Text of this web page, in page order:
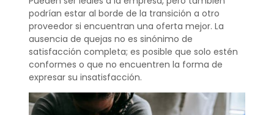
podrían estar al borde de la transición a otro
proveedor si encuentran una oferta mejor. La
ausencia de quejas no es sinónimo de
satisfacción completa; es posible que solo estén
conformes o que no encuentren la forma de
expresar su insatisfacción.